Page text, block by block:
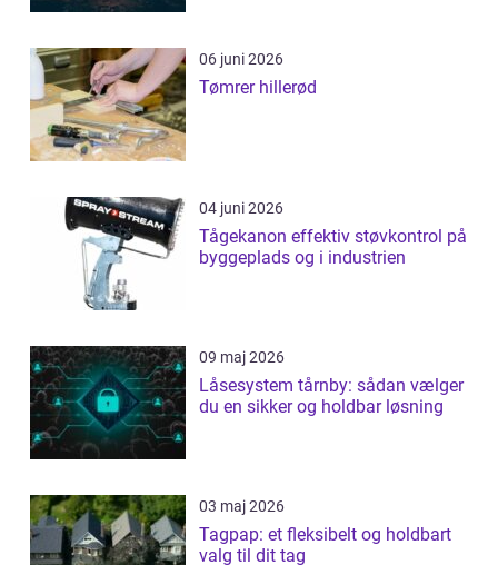
06 juni 2026
Tømrer hillerød
04 juni 2026
Tågekanon effektiv støvkontrol på
byggeplads og i industrien
09 maj 2026
Låsesystem tårnby: sådan vælger
du en sikker og holdbar løsning
03 maj 2026
Tagpap: et fleksibelt og holdbart
valg til dit tag